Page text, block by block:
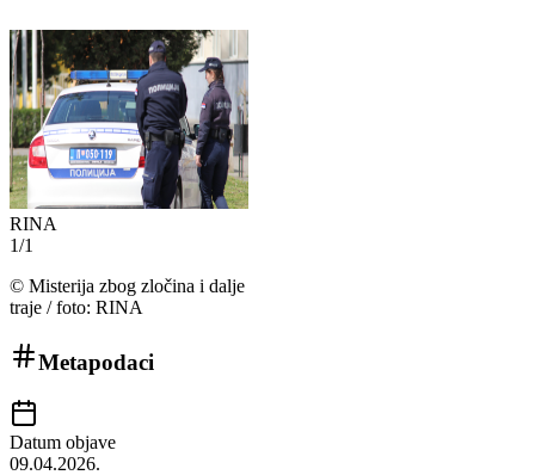
RINA
1/1
© Misterija zbog zločina i dalje
traje / foto: RINA
Metapodaci
Datum objave
09.04.2026.